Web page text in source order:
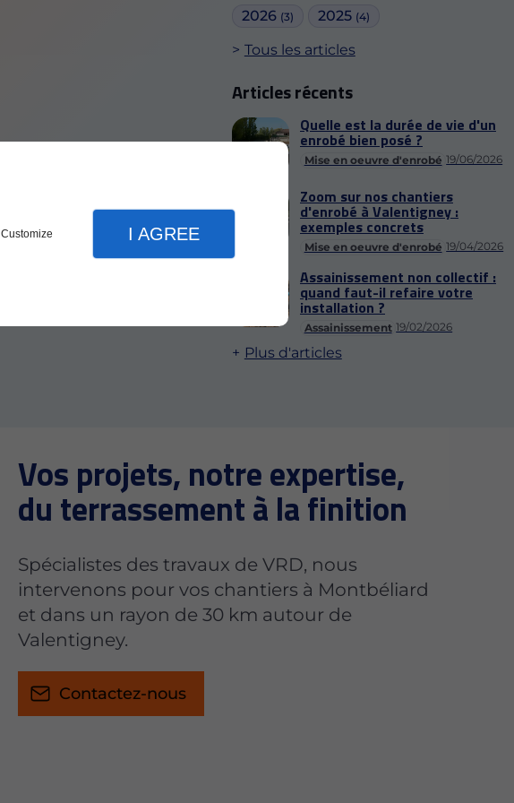
Customize I AGREE
2026 (3) 2025 (4)
Tous les articles
Articles récents
Mise en oeuvre d'enrobé 19/06/2026
Quelle est la durée de vie d'un
enrobé bien posé ?
Mise en oeuvre d'enrobé 19/04/2026
Zoom sur nos chantiers
d'enrobé à Valentigney :
exemples concrets
Assainissement 19/02/2026
Assainissement non collectif :
quand faut-il refaire votre
installation ?
Plus d'articles
Vos projets, notre expertise,
du terrassement à la finition
Spécialistes des travaux de VRD, nous
intervenons pour vos chantiers à Montbéliard
et dans un rayon de 30 km autour de
Valentigney.
Contactez-nous